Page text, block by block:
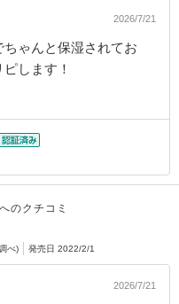
2026/7/21
ゃんと保湿されてお
します！
へのクチコミ
べ) 発売日 2022/2/1
2026/7/21